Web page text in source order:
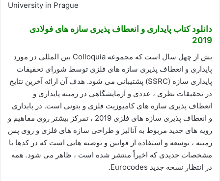
University in Prague
دانلود کتاب پایداری و انعطاف پذیری سازه های فولادی
2019
یش از چهل سال است که مجموعه Colloquia بین المللی در مورد
پایداری و انعطاف پذیری سازه های فلزی توسط شورای تحقیقات
پایداری سازه (SSRC) پشتیبانی می شود. هدف آن ارائه آخرین نتایج
در تحقیقات نظری ، عددی و آزمایشگاهی در زمینه پایداری و
انعطاف پذیری سازه های کامپوزیت فلزی و بتونی است. در پایداری
و انعطاف پذیری سازه های فلزی 2019 ، تمرکز بیشتر روی مفاهیم و
رویه های جدید مربوط به آنالیز و طراحی سازه های فلزی و روی پس
زمینه ، توسعه و استفاده از قوانین و توصیه هایی است که در کدها یا
مشخصات جدیدی که اخیراً منتشر شده است ، ظاهر می شود. همه
در انتظار نسخه جدید Eurocodes.